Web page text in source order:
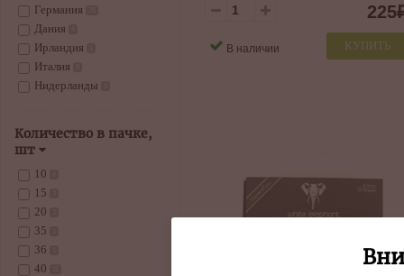
Германия
Дания
Ирландия
Италия
Нидерланды
Количество в пачке,
шт
10
15
20
35
36
40
225
КУПИТЬ
В наличии